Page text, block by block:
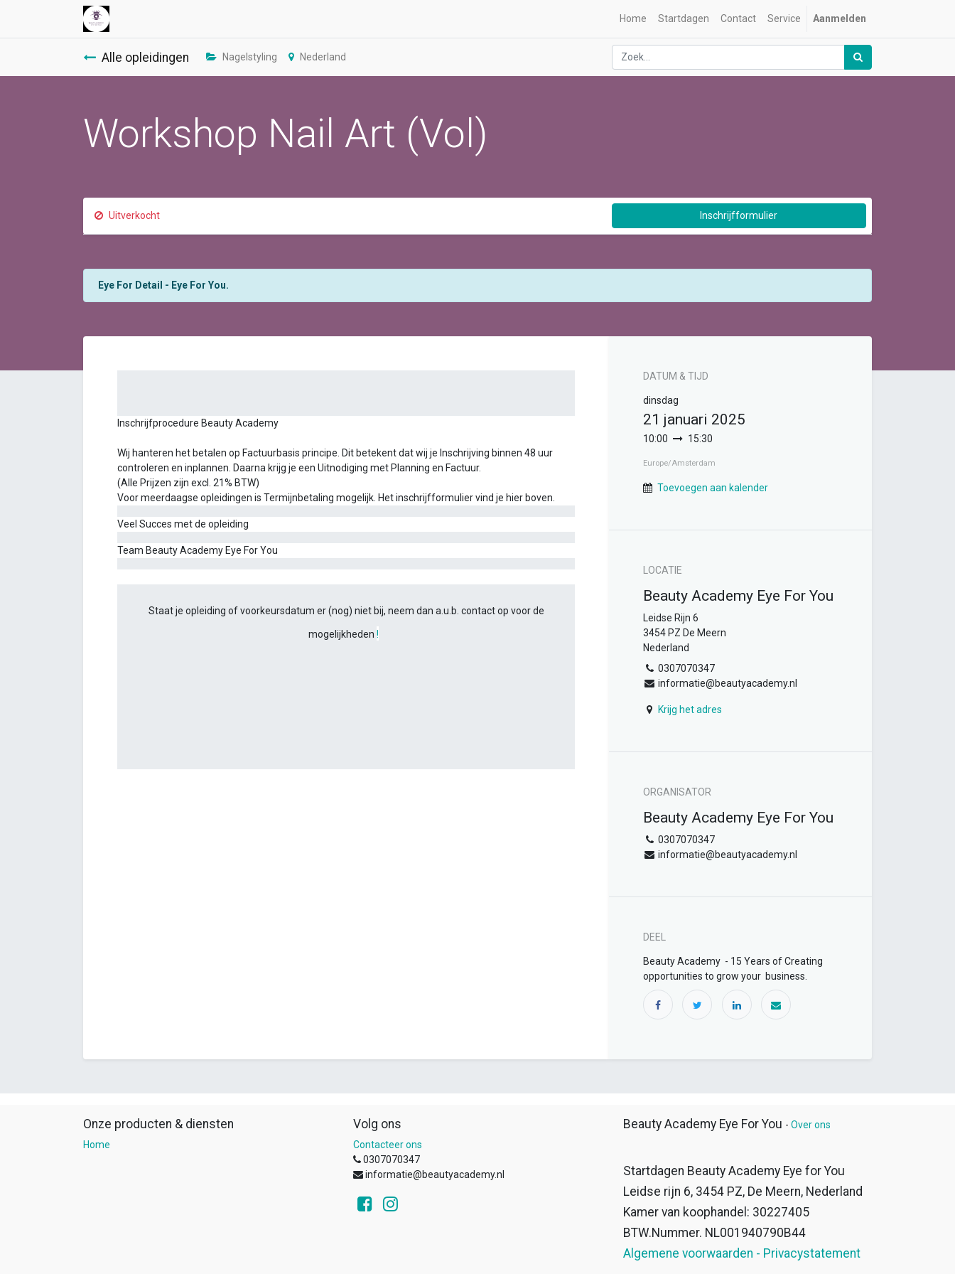
Home Startdagen Contact Service Aanmelden
Alle opleidingen Nagelstyling Nederland
Workshop Nail Art (Vol)
Uitverkocht Inschrijfformulier
Eye For Detail - Eye For You.
Inschrijfprocedure Beauty Academy
Wij hanteren het betalen op Factuurbasis principe. Dit betekent dat wij je Inschrijving binnen 48 uur
controleren en inplannen. Daarna krijg je een Uitnodiging met Planning en Factuur.
(Alle Prijzen zijn excl. 21% BTW)
Voor meerdaagse opleidingen is Termijnbetaling mogelijk. Het inschrijfformulier vind je hier boven.
Veel Succes met de opleiding
Team Beauty Academy Eye For You
Staat je opleiding of voorkeursdatum er (nog) niet bij, neem dan a.u.b. contact op voor de
mogelijkheden !
DATUM & TIJD
dinsdag
21 januari 2025
10:00 15:30
Europe/Amsterdam
Toevoegen aan kalender
LOCATIE
Beauty Academy Eye For You
Leidse Rijn 6
3454 PZ De Meern
Nederland
0307070347
informatie@beautyacademy.nl
Krijg het adres
ORGANISATOR
Beauty Academy Eye For You
0307070347
informatie@beautyacademy.nl
DEEL
Beauty Academy - 15 Years of Creating
opportunities to grow your business.
Onze producten & diensten
Home
Volg ons
Contacteer ons
0307070347
informatie@beautyacademy.nl
Beauty Academy Eye For You - Over ons
Startdagen Beauty Academy Eye for You
Leidse rijn 6, 3454 PZ, De Meern, Nederland
Kamer van koophandel: 30227405
BTW.Nummer. NL001940790B44
Algemene voorwaarden - Privacystatement